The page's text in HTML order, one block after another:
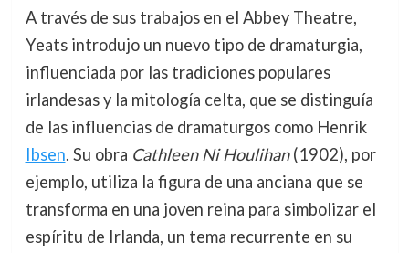
A través de sus trabajos en el Abbey Theatre,
Yeats introdujo un nuevo tipo de dramaturgia,
influenciada por las tradiciones populares
irlandesas y la mitología celta, que se distinguía
de las influencias de dramaturgos como Henrik
Ibsen. Su obra Cathleen Ni Houlihan(1902), por
ejemplo, utiliza la figura de una anciana que se
transforma en una joven reina para simbolizar el
espíritu de Irlanda, un tema recurrente en su